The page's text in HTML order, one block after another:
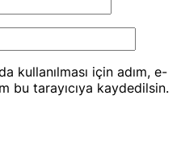
kullanılması için adım, e-
bu tarayıcıya kaydedilsin.